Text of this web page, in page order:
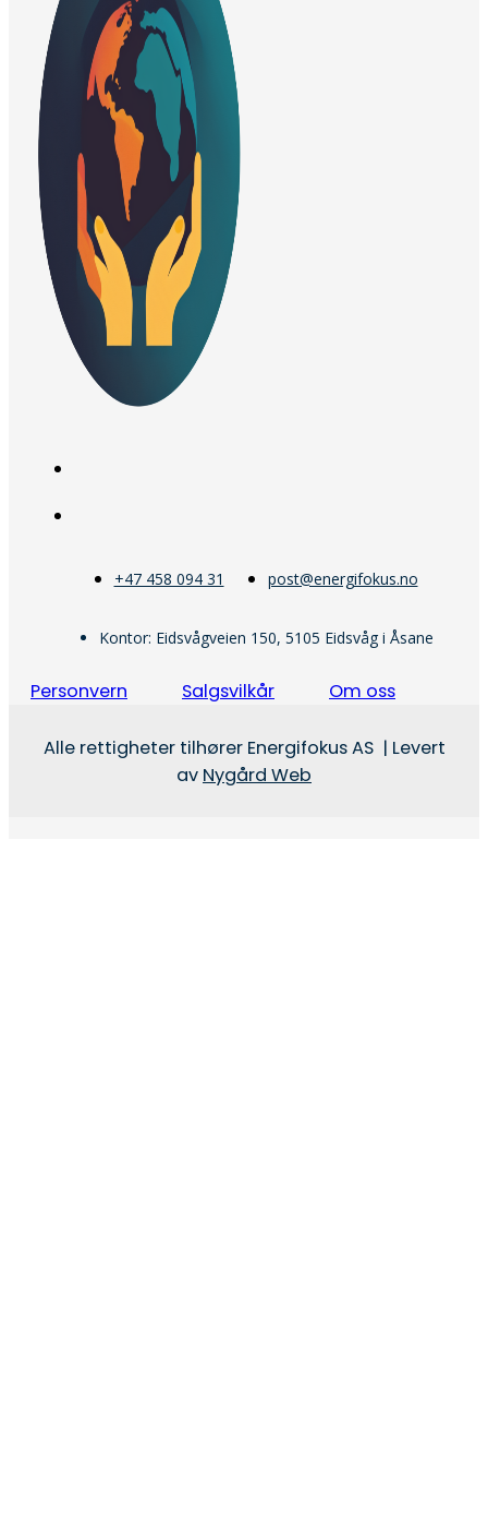
+47 458 094 31 post@energifokus.no
Kontor: Eidsvågveien 150, 5105 Eidsvåg i Åsane
Personvern Salgsvilkår Om oss
Alle rettigheter tilhører Energifokus AS | Levert
av Nygård Web